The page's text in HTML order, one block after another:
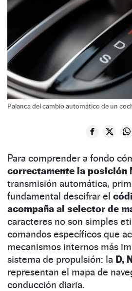
Palanca del cambio automático de un
Para comprender a fondo
correctamente la posición
transmisión automática,
fundamental descifrar el
acompaña al selector de
caracteres no son simples
comandos específicos que
mecanismos internos más
sistema de propulsión: la D,
representan el mapa de
conducción diaria.